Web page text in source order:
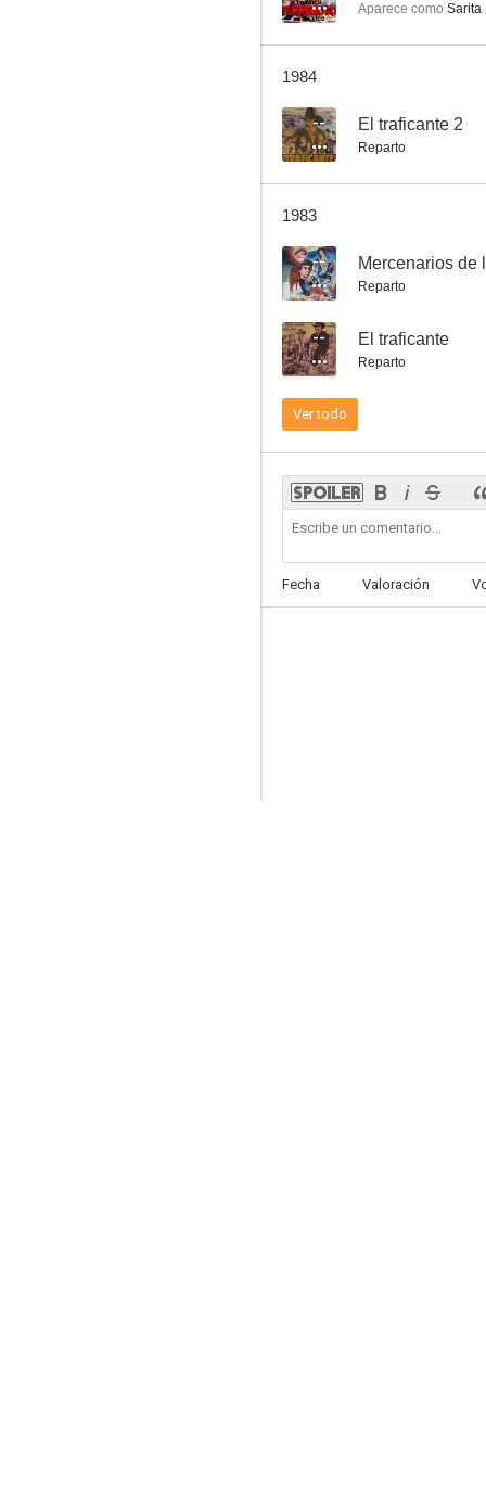
--
--
Aparece como Sarita
1984
-- El traficante 2
Reparto
1983
-- Mercenarios de
Reparto
-- El traficante
Reparto
Ver todo
Fecha Valoración